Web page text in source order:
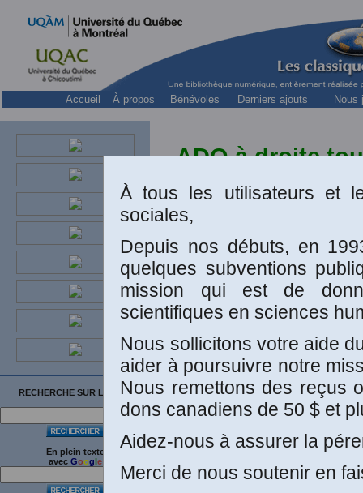
Accueil À propos Bénévoles Derniers ajouts Nous
RECHERCHE SUR LE SITE
En plein texte
avec Google
ADQ à droite
ADQà
EXPLIQUÉ.
Montréal:
Le premier
Voir la
sciences
À tous les utilisateurs et
sociales,
Depuis nos débuts, en
quelques subventions
mission qui est de
scientifiques en sciences
Nous sollicitons votre aide
aider à poursuivre notre
Nous remettons des reçus
dons canadiens de 50 $ et
Aidez-nous à assurer la
Merci de nous soutenir en